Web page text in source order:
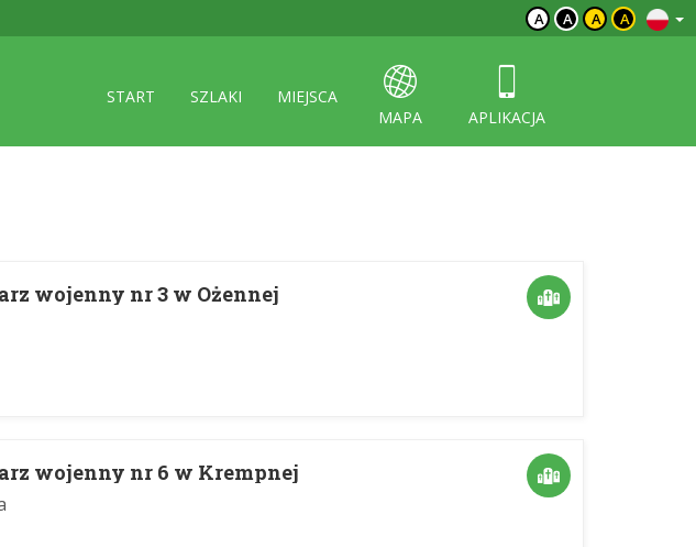
A A A A
START SZLAKI
MIEJSCA
MAPA
APLIKACJA
wojenny nr 3 w Ożennej
wojenny nr 6 w Krempnej